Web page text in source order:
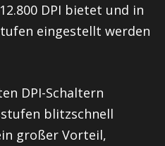
DPI bietet und in
eingestellt werden
DPI-Schaltern
blitzschnell
großer Vorteil,